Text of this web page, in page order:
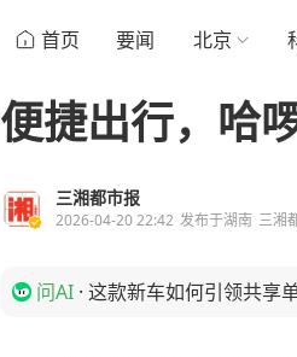
首页 要闻 北京
便捷出行，哈
三湘都市报
2026-04-20 22:42 发布于湖南 三湘
问AI · 这款新车如何引领共享